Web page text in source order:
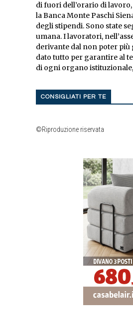
di fuori dell’orario di
la Banca Monte Paschi
degli stipendi. Sono state
umana. I lavoratori,
derivante dal non poter più
dato tutto per garantire al
di ogni organo
CONSIGLIATI PER TE
©Riproduzione riservata